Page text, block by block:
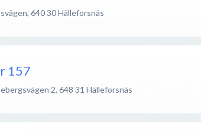
, 640 30Hälleforsnäs
157
2, 648 31 Hälleforsnäs